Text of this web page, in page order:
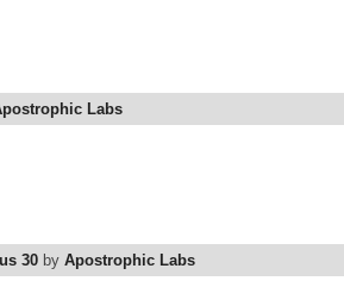
Labs
30 by Apostrophic Labs